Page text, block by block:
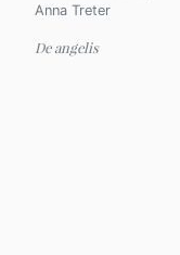
Anna Treter
De angelis